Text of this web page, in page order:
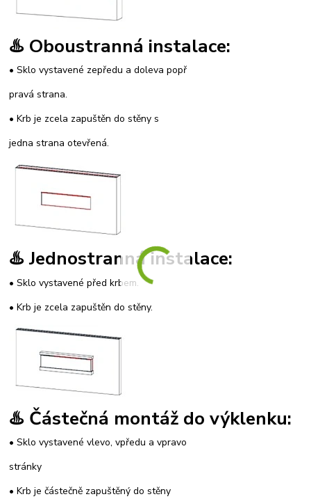
♨️ Oboustranná instalace:
• Sklo vystavené zepředu a doleva popř
pravá strana.
• Krb je zcela zapuštěn do stěny s
jedna strana otevřená.
♨️ Jednostranná instalace:
• Sklo vystavené před krbem.
• Krb je zcela zapuštěn do stěny.
♨️ Částečná montáž do výklenku:
• Sklo vystavené vlevo, vpředu a vpravo
stránky
• Krb je částečně zapuštěný do stěny